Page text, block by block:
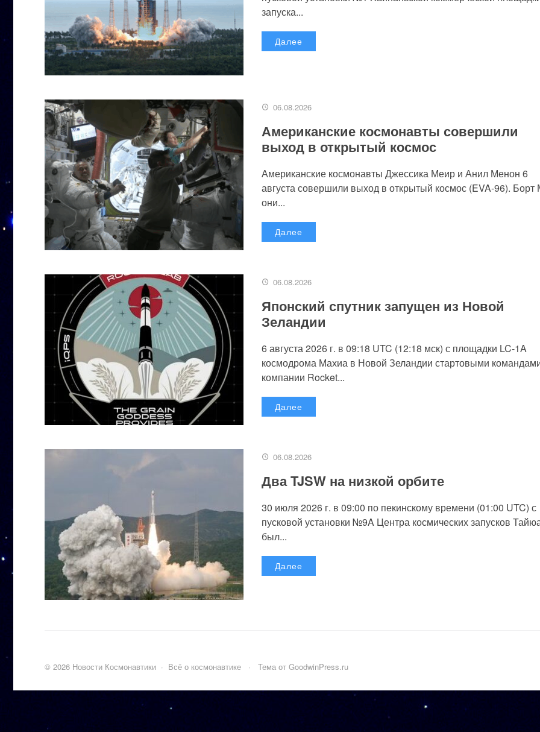
запуска...
Далее
06.08.2026
Американские космонавты совершили
выход в открытый космос
Американские космонавты Джессика Меир и Анил Менон 6
августа совершили выход в открытый космос (EVA-96).
они...
Далее
06.08.2026
Японский спутник запущен из Новой
Зеландии
6 августа 2026 г. в 09:18 UTC (12:18 мск) с площадки LC-1A
космодрома Махиа в Новой Зеландии стартовыми
компании Rocket...
Далее
06.08.2026
Два TJSW на низкой орбите
30 июля 2026 г. в 09:00 по пекинскому времени (01:00 UTC) с
пусковой установки №9A Центра космических запусков
был...
Далее
© 2026 Новости Космонавтики · Всё о космонавтике · Тема от GoodwinPress.ru